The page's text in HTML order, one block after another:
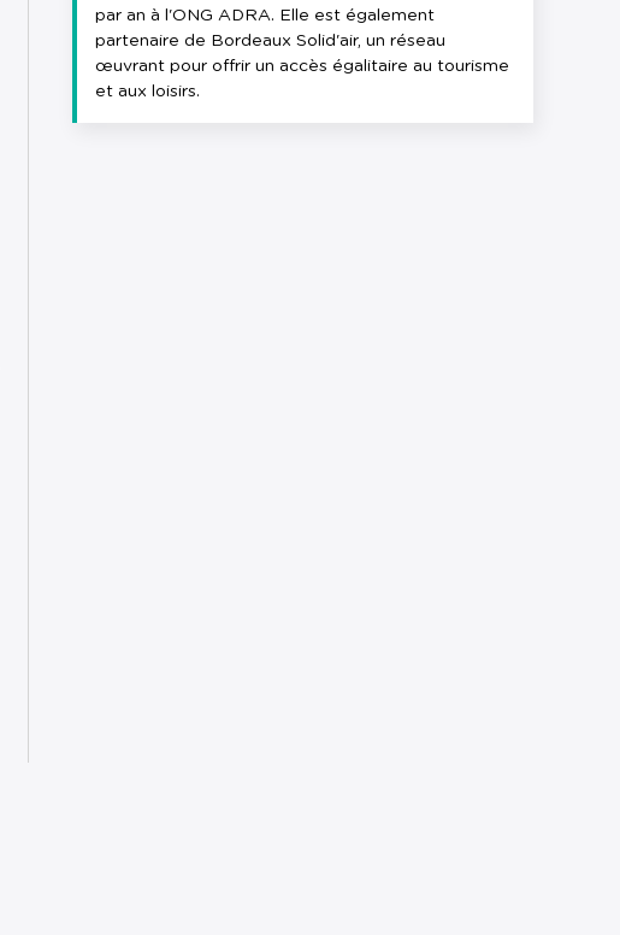
par an à l'ONG ADRA. Elle est également
partenaire de Bordeaux Solid'air, un réseau
œuvrant pour offrir un accès égalitaire au tourisme
et aux loisirs.